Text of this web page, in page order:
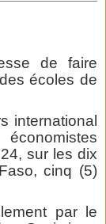
de faire
écoles de
international
sur les dix
cinq (5)
par le